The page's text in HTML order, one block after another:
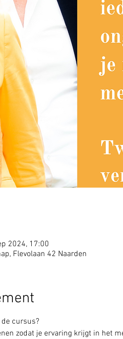
2024, 17:00
Flevolaan 42 Naarden
cursus?
zodat je ervaring krijgt in het